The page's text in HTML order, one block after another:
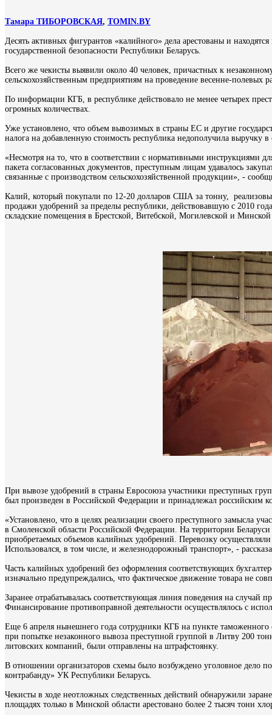
Тамара ТИБОРОВСКАЯ, TOMIN.BY
Десять активных фигурантов «калийного» дела арестованы и
государственной безопасности Республики Беларусь.
Всего же чекисты выявили около 40 человек, причастных к
сельскохозяйственным предприятиям на проведение весенне-полевых
По информации КГБ, в республике действовало не менее четырех
огромных количествах.
Уже установлено, что объем вывозимых в страны ЕС и другие
налога на добавленную стоимость республика недополучила выручку
«Несмотря на то, что в соответствии с нормативными инструкциями
пакета согласованных документов, преступным лицам удавалось
связанные с производством сельскохозяйственной продукции», -
Калий, который покупали по 12-20 долларов США за тонну,
продажи удобрений за пределы республики, действовавшую с 2010
складские помещения в Брестской, Витебской, Могилевской и Минской
При вывозе удобрений в страны Евросоюза участники преступных
был произведен в Российской Федерации и принадлежал
«Установлено, что в целях реализации своего преступного замысла
в Смоленской области Российской Федерации. На территории
приобретаемых объемов калийных удобрений. Перевозку
Использовался, в том числе, и железнодорожный транспорт», -
Часть калийных удобрений без оформления соответствующих
изначально предупреждались, что фактическое движение товара не
Заранее отрабатывалась соответствующая линия поведения на
Финансирование противоправной деятельности осуществлялось с
Еще 6 апреля нынешнего года сотрудники КГБ на пункте
при попытке незаконного вывоза преступной группой в Литву 200
литовских компаний, были отправлены на штрафстоянку.
В отношении организаторов схемы было возбуждено уголовное дело
контрабанду» УК Республики Беларусь.
Чекисты в ходе неотложных следственных действий обнаружили
площадях только в Минской области арестовано более 2 тысяч тонн